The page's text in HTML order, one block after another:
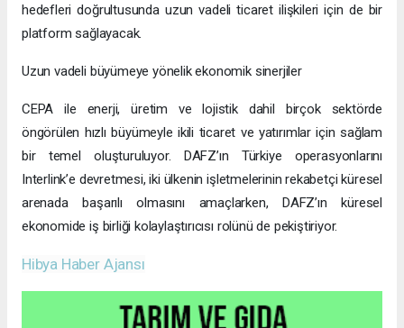
hedefleri doğrultusunda uzun vadeli ticaret ilişkileri için de bir
platform sağlayacak.
Uzun vadeli büyümeye yönelik ekonomik sinerjiler
CEPA ile enerji, üretim ve lojistik dahil birçok sektörde
öngörülen hızlı büyümeyle ikili ticaret ve yatırımlar için sağlam
bir temel oluşturuluyor. DAFZ’ın Türkiye operasyonlarını
Interlink’e devretmesi, iki ülkenin işletmelerinin rekabetçi küresel
arenada başarılı olmasını amaçlarken, DAFZ’ın küresel
ekonomide iş birliği kolaylaştırıcısı rolünü de pekiştiriyor.
Hibya Haber Ajansı